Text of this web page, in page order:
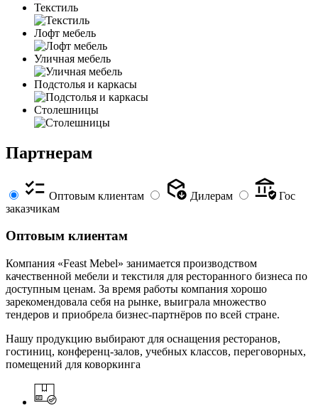
Текстиль
Лофт мебель
Уличная мебель
Подстолья и каркасы
Столешницы
Партнерам
Оптовым клиентам Дилерам
Гос
заказчикам
Оптовым клиентам
Компания «Feast Mebel» занимается производством
качественной мебели и текстиля для ресторанного бизнеса по
доступным ценам. За время работы компания хорошо
зарекомендовала себя на рынке, выиграла множество
тендеров и приобрела бизнес-партнёров по всей стране.
Нашу продукцию выбирают для оснащения ресторанов,
гостиниц, конференц-залов, учебных классов, переговорных,
помещений для коворкинга